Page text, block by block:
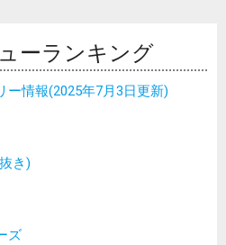
ーランキング
ー情報(2025年7月3日更新)
き)
ズ